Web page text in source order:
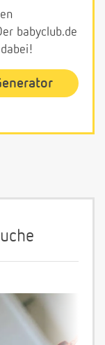
babyclub.de